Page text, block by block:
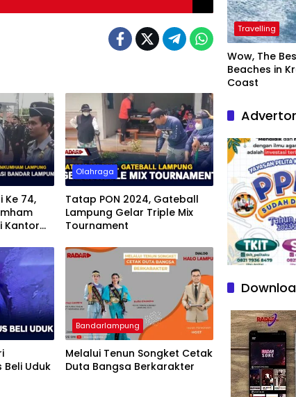
Ke 74,
Kantor
Olahraga
Tatap PON 2024, Gateball
Lampung Gelar Triple Mix
Tournament
Uduk
Bandarlampung
Melalui Tenun Songket Cetak
Duta Bangsa Berkarakter
Travelling
Wow, The
Beaches in
Coast